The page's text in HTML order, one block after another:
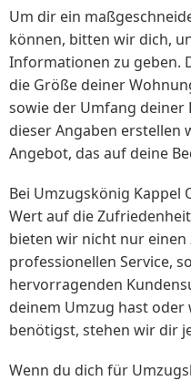
Um dir ein
können, bitten wir dich,
Informationen zu geben.
die Größe deiner
sowie der Umfang
dieser Angaben erstellen
Angebot, das auf deine
Bei Umzugskönig Kappel
Wert auf die
bieten wir nicht nur einen
professionellen Service,
hervorragenden
deinem Umzug hast
benötigst, stehen wir dir
Wenn du dich für